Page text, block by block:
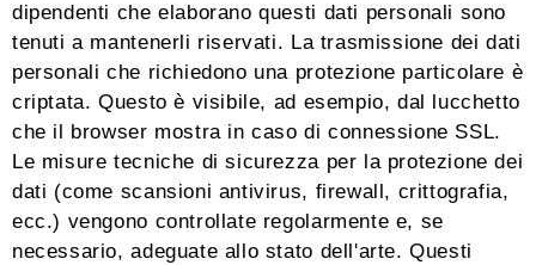
dipendenti che elaborano questi dati personali sono
tenuti a mantenerli riservati. La trasmissione dei dati
personali che richiedono una protezione particolare è
criptata. Questo è visibile, ad esempio, dal lucchetto
che il browser mostra in caso di connessione SSL.
Le misure tecniche di sicurezza per la protezione dei
dati (come scansioni antivirus, firewall, crittografia,
ecc.) vengono controllate regolarmente e, se
necessario, adeguate allo stato dell'arte. Questi